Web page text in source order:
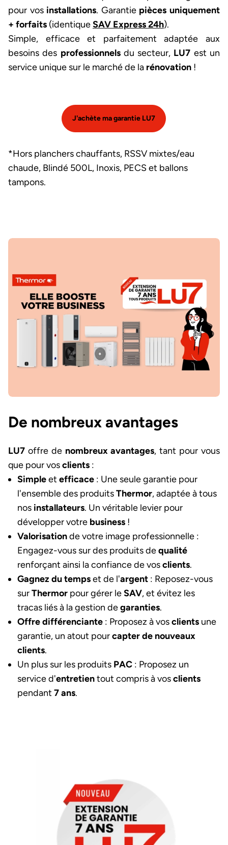
pour vos installations. Garantie pièces uniquement
+ forfaits (identiqueSAV Express 24h).
Simple, efficace et parfaitement adaptée aux
besoins des professionnelsdu secteur, LU7 est un
service unique sur le marché de la rénovation !
J'achète ma garantie LU7
*Hors planchers chauffants, RSSV mixtes/eau
chaude, Blindé 500L, Inoxis, PECS et ballons
tampons.
Image et texte
De nombreux avantages
LU7 offre de nombreux avantages, tant pour vous
que pour vosclients :
Simpleet efficace : Une seule garantie pour
l'ensemble des produitsThermor, adaptée à tous
nos installateurs. Un véritable levier pour
développer votre business !
Valorisationde votre image professionnelle :
Engagez-vous sur des produits dequalité
renforçant ainsi la confiance de vosclients.
Gagnez du tempset de l'argent : Reposez-vous
surThermor pour gérer leSAV, et évitez les
tracas liés à la gestion degaranties.
Offre différenciante : Proposez à vosclients une
garantie, un atout pourcapter de nouveaux
clients.
Un plus sur les produits PAC : Proposez un
service d'entretientout compris à vosclients
pendant 7 ans.